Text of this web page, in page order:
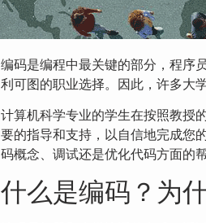
编码是编程中最关键的部分，程序
利可图的职业选择。因此，许多大
计算机科学专业的学生在按照教授
要的指导和支持，以自信地完成您
码概念、调试还是优化代码方面的
什么是编码？为